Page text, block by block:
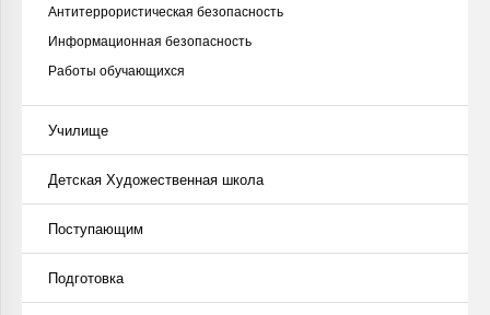
Антитеррористическая безопасность
Информационная безопасность
Работы обучающихся
Училище
Детская Художественная школа
Поступающим
Подготовка